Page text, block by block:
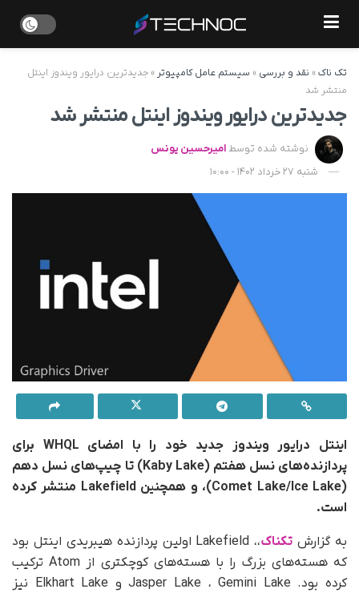
تک ناک» نقد و بررسی » سیستم عامل کامپیوتر » جدیدترین درایور ویندوز اینتل
منتشر شد
جدیدترین درایور ویندوز اینتل منتشر شد
نوشته شده توسط امیرحسین یونس
شنبه 27 خرداد 1402 - 10:00
اینتل درایور ویندوز جدید خود را با امضای WHQL برای
پردازنده‌های نسل هفتم (Kaby Lake) تا چیپ‌های نسل دهم
(Comet Lake/Ice Lake)، و همچنین Lakefield منتشر کرده
است.
به گزارش تکناک
،، Lakefield اولین پردازنده هیبریدی اینتل بود
که هسته‌های بزرگ را با هسته‌های کوچکتری از Atom ترکیب
کرده بود. Jasper Lake ، Gemini Lake و Elkhart Lake نیز